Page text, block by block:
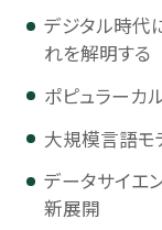
デジタル時代
れを解明する
ポピュラーカ
大規模言語モ
データサイエ
新展開